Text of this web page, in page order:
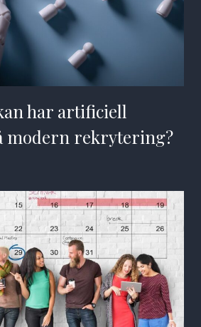
har artificiell
modern rekrytering?